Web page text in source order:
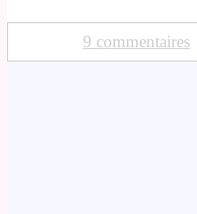
9 commentaires